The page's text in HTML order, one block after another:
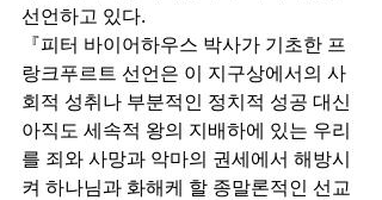
선언하고 있다.
『피터 바이어하우스 박사가 기초한 프
랑크푸르트 선언은 이 지구상에서의 사
회적 성취나 부분적인 정치적 성공 대신
아직도 세속적 왕의 지배하에 있는 우리
를 죄와 사망과 악마의 권세에서 해방시
켜 하나님과 화해케 할 종말론적인 선교